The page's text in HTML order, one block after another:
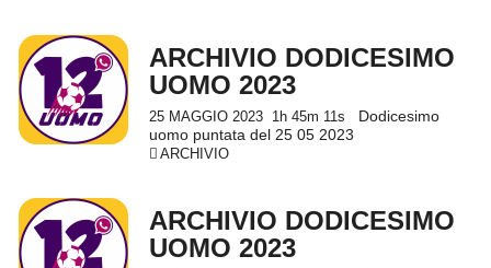
ARCHIVIO DODICESIMO
UOMO 2023
25 MAGGIO 2023 1h 45m 11s
Dodicesimo
uomo puntata del 25 05 2023
ARCHIVIO
ARCHIVIO DODICESIMO
UOMO 2023